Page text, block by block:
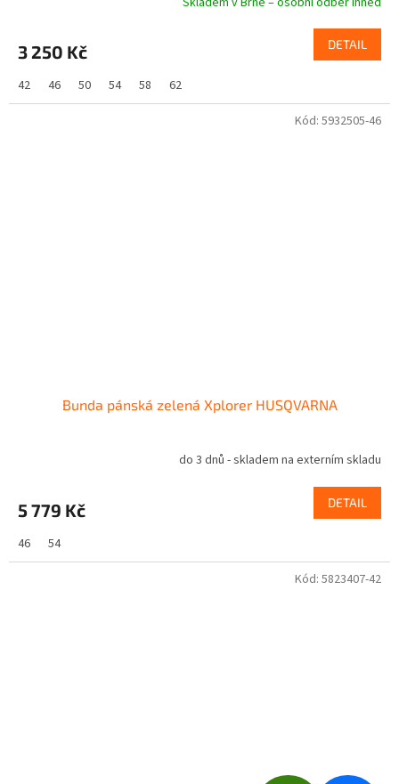
3 250 Kč DETAIL
42 46 50 54 58 62
Bunda pánská zelená Xplorer HUSQVARNA
do 3 dnů - skladem na externím skladu
5 779 Kč DETAIL
46 54
Kód: 5932505-46
Kód: 5823407-42